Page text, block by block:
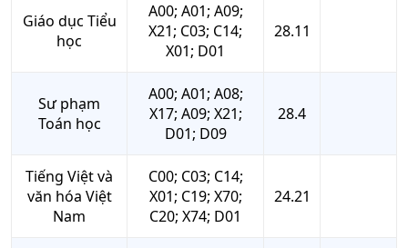
Giáo dục Tiểu
học
A00; A01; A09;
X21; C03; C14;
X01; D01
28.11
Sư phạm
Toán học
A00; A01; A08;
X17; A09; X21;
D01; D09
28.4
Tiếng Việt và
văn hóa Việt
Nam
C00; C03; C14;
X01; C19; X70;
C20; X74; D01
24.21